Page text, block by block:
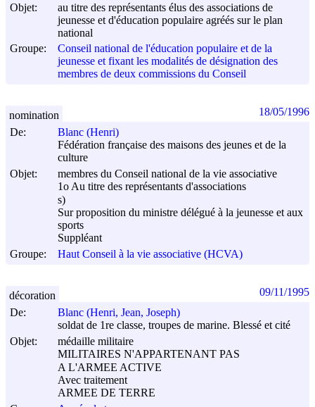
Objet:
au titre des représentants élus des associations de
jeunesse et d'éducation populaire agréés sur le plan
national
Groupe:
Conseil national de l'éducation populaire et de la
jeunesse et fixant les modalités de désignation des
membres de deux commissions du Conseil
De:
Blanc (Henri)
Fédération française des maisons des jeunes et de la
culture
Objet:
membres du Conseil national de la vie associative
1o Au titre des représentants d'associations
s)
Sur proposition du ministre délégué à la jeunesse et aux
sports
Suppléant
Groupe:
Haut Conseil à la vie associative (HCVA)
nomination 18/05/1996
De:
Blanc (Henri, Jean, Joseph)
soldat de 1re classe, troupes de marine. Blessé et cité
Objet:
médaille militaire
MILITAIRES N'APPARTENANT PAS
A L'ARMEE ACTIVE
Avec traitement
ARMEE DE TERRE
décoration 09/11/1995